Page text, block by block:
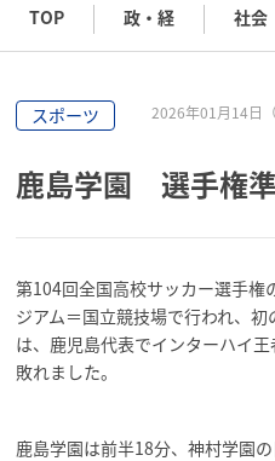
TOP 政・経 社会
スポーツ 2026年01月14日（
鹿島学園 選手権
第104回全国高校サッカー選手権
ジアム＝国立競技場で行われ、
は、鹿児島代表でインターハイ
敗れました。
鹿島学園は前半18分、神村学園